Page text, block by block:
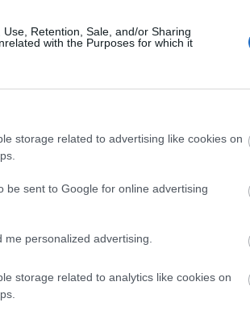
Retention, Sale, and/or Sharing
with the Purposes for which it
storage related to advertising like cookies on
be sent to Google for online advertising
me personalized advertising.
storage related to analytics like cookies on